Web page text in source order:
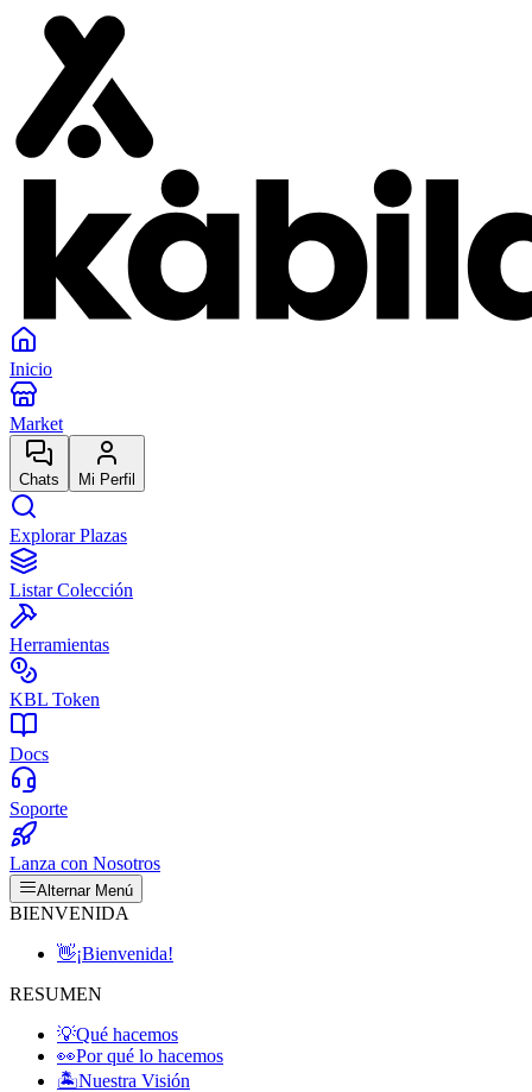
Inicio
Market
Chats Mi Perfil
Explorar Plazas
Listar Colección
Herramientas
KBL Token
Docs
Soporte
Lanza con Nosotros
Alternar Menú
BIENVENIDA
👋¡Bienvenida!
RESUMEN
💡Qué hacemos
👀Por qué lo hacemos
🏝️Nuestra Visión